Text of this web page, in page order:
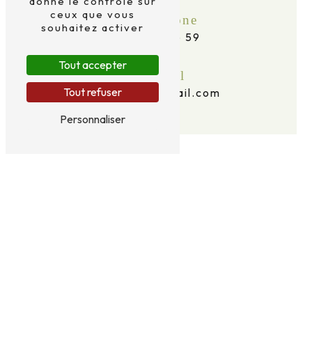
Téléphone
06 69 16 96 59
E-mail
taxidid63@gmail.com
ceux que vous
souhaitez activer
Tout accepter
Tout refuser
Personnaliser